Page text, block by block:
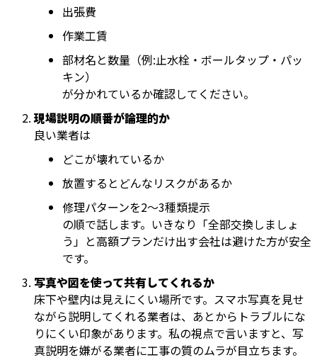
出張費
作業工賃
部材名と数量（例:止水栓・ボールタップ・パッ
キン）
が分かれているか確認してください。
現場説明の順番が論理的か
良い業者は
どこが壊れているか
放置するとどんなリスクがあるか
修理パターンを2～3種類提示
の順で話します。いきなり「全部交換しましょ
う」と高額プランだけ出す会社は避けた方が安全
です。
写真や図を使って共有してくれるか
床下や壁内は見えにくい場所です。スマホ写真を見せ
ながら説明してくれる業者は、あとからトラブルにな
りにくい印象があります。私の視点で言いますと、写
真説明を嫌がる業者に工事の質のムラが目立ちます。